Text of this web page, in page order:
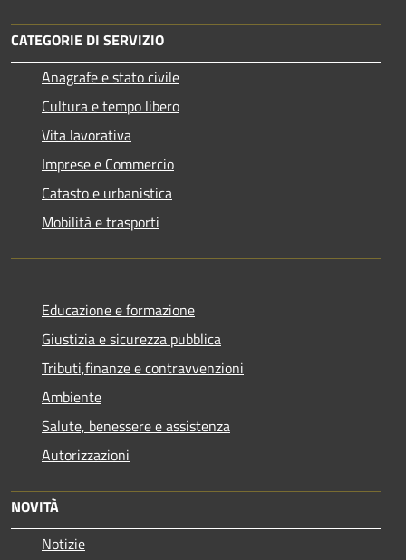
CATEGORIE DI SERVIZIO
Anagrafe e stato civile
Cultura e tempo libero
Vita lavorativa
Imprese e Commercio
Catasto e urbanistica
Mobilità e trasporti
Educazione e formazione
Giustizia e sicurezza pubblica
Tributi,finanze e contravvenzioni
Ambiente
Salute, benessere e assistenza
Autorizzazioni
NOVITÀ
Notizie